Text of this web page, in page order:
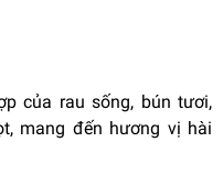
của rau sống, bún tươi,
mang đến hương vị hài